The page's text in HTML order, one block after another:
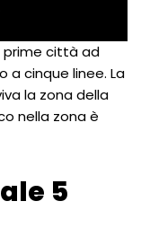
prime città ad
a cinque linee. La
la zona della
nella zona è
5